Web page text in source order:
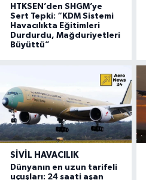
HTKSEN’den SHGM’ye
Sert Tepki: “KDM Sistemi
Havacılıkta Eğitimleri
Durdurdu, Mağduriyetleri
Büyüttü”
SIVIL HAVACILIK
Dünyanın en uzun tarifeli
uçuşları: 24 saati aşan